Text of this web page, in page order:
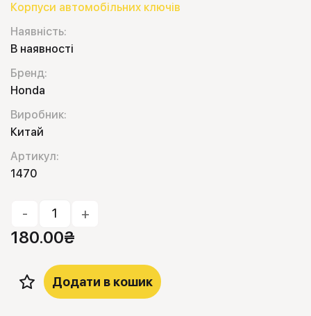
Корпуси автомобільних ключів
Наявність:
В наявності
Бренд:
Honda
Виробник:
Китай
Артикул:
1470
- +
180.00₴
Додати в кошик